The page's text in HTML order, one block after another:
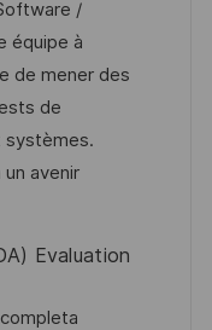
/
équipe à
de mener des
de
systèmes.
avenir
Evaluation